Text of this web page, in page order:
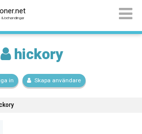
behandlingar
hickory
in Skapa användare